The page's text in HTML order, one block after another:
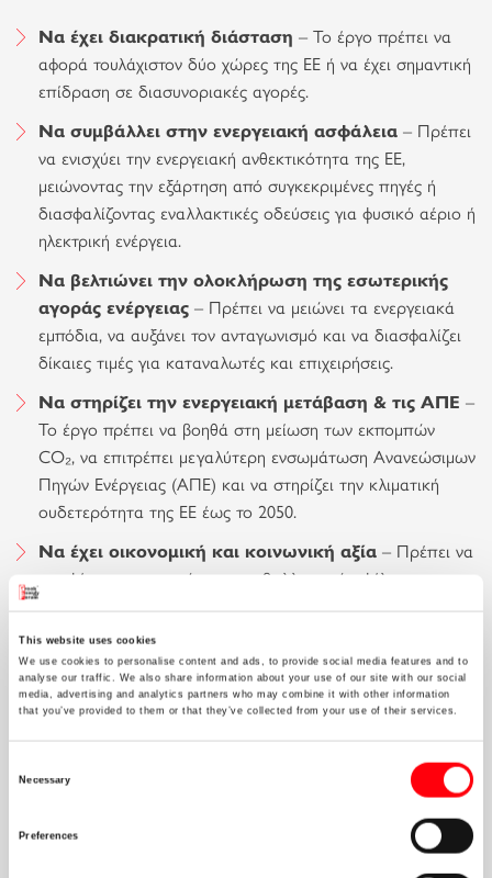
This website uses cookies
We use cookies to personalise content and ads, to provide social media features and to
analyse our traffic. We also share information about your use of our site with our social
media, advertising and analytics partners who may combine it with other information
that you’ve provided to them or that they’ve collected from your use of their services.
Necessary
Preferences
Να έχει διακρατική διάσταση – Το έργο πρέπει να
αφορά τουλάχιστον δύο χώρες της ΕΕ ή να έχει σημαντική
επίδραση σε διασυνοριακές αγορές.
Να συμβάλλει στην ενεργειακή ασφάλεια – Πρέπει
να ενισχύει την ενεργειακή ανθεκτικότητα της ΕΕ,
μειώνοντας την εξάρτηση από συγκεκριμένες πηγές ή
διασφαλίζοντας εναλλακτικές οδεύσεις για φυσικό αέριο ή
ηλεκτρική ενέργεια.
Να βελτιώνει την ολοκλήρωση της εσωτερικής
αγοράς ενέργειας – Πρέπει να μειώνει τα ενεργειακά
εμπόδια, να αυξάνει τον ανταγωνισμό και να διασφαλίζει
δίκαιες τιμές για καταναλωτές και επιχειρήσεις.
Να στηρίζει την ενεργειακή μετάβαση & τις ΑΠΕ –
Το έργο πρέπει να βοηθά στη μείωση των εκπομπών
CO₂, να επιτρέπει μεγαλύτερη ενσωμάτωση Ανανεώσιμων
Πηγών Ενέργειας (ΑΠΕ) και να στηρίζει την κλιματική
ουδετερότητα της ΕΕ έως το 2050.
Να έχει οικονομική και κοινωνική αξία – Πρέπει να
αποφέρει οικονομικά και περιβαλλοντικά οφέλη για τις
ανάπτυξή του.
Να είναι ώριμο τεχνολογικά & υλοποιήσιμο– Το
έργο πρέπει να είναι τεχνικά εφικτό, οικονομικά βιώσιμο
Τι προνόμια αποκτά ένα